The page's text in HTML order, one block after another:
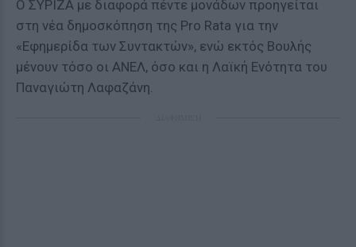
Ο ΣΥΡΙΖΑ με διαφορά πέντε μονάδων προηγείται
στη νέα δημοσκόπηση της Pro Rata για την
«Εφημερίδα των Συντακτών», ενώ εκτός Βουλής
μένουν τόσο οι ΑΝΕΛ, όσο και η Λαϊκή Ενότητα του
Παναγιώτη Λαφαζάνη.